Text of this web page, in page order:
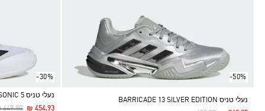
-50%
נעלי טניס BARRICADE 13 SILVER EDITION
-30%
נעלי טניס ADIZERO UBERSONIC 5
Reduced From
649.90To₪ 454.93